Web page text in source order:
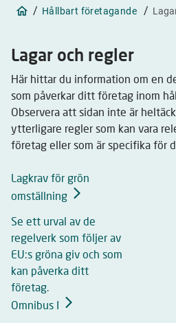
/ Hållbart företagande /
Lagar och regler
Här hittar du information om en
som påverkar ditt företag inom
Observera att sidan inte är
ytterligare regler som kan vara
företag eller som är specifika för
Lagkrav för grön
omställning
Se ett urval av de
regelverk som följer av
EU:s gröna giv och som
kan påverka ditt
företag.
Omnibus I